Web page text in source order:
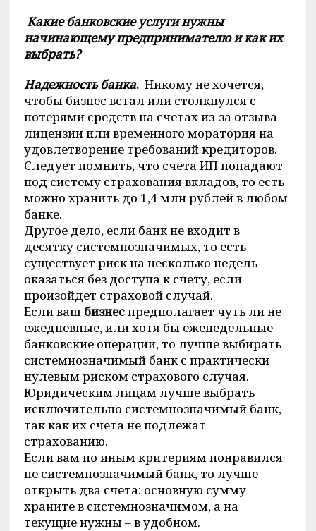
Какие банковские услуги нужны
начинающему предпринимателю и как их
выбрать?
Надежность банка.Никому не хочется,
чтобы бизнес встал или столкнулся с
потерями средств на счетах из-за отзыва
лицензии или временного моратория на
удовлетворение требований кредиторов.
Следует помнить, что счета ИП попадают
под систему страхования вкладов, то есть
можно хранить до 1,4 млн рублей в любом
банке.
Другое дело, если банк не входит в
десятку системнозначимых, то есть
существует риск на несколько недель
оказаться без доступа к счету, если
произойдет страховой случай.
Если ваш бизнеспредполагает чуть ли не
ежедневные, или хотя бы еженедельные
банковские операции, то лучше выбирать
системнозначимый банк с практически
нулевым риском страхового случая.
Юридическим лицам лучше выбрать
исключительно системнозначимый банк,
так как их счета не подлежат
страхованию.
Если вам по иным критериям понравился
не системнозначимый банк, то лучше
открыть два счета: основную сумму
храните в системнозначимом, а на
текущие нужны – в удобном.